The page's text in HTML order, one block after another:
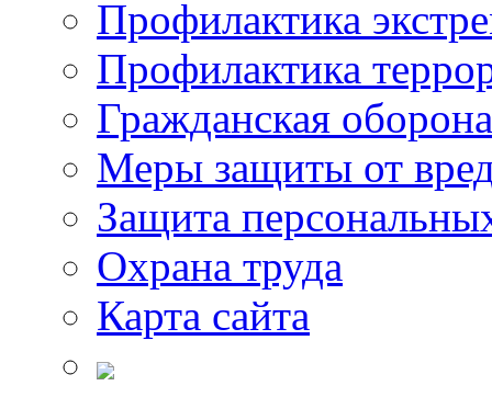
Профилактика
Профилактика
Гражданская оборона
Меры защиты от
Защита
Охрана труда
Карта сайта